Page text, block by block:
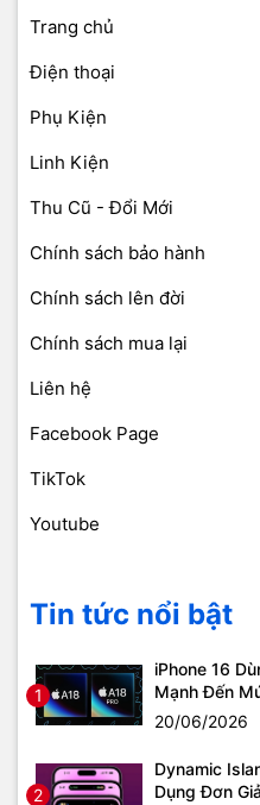
Trang chủ
Điện thoại
Phụ Kiện
Linh Kiện
Thu Cũ - Đổi Mới
Chính sách bảo hành
Chính sách lên đời
Chính sách mua lại
Liên hệ
Facebook Page
TikTok
Youtube
Tin tức nổi bật
1
iPhone 16
Mạnh Đến
20/06/2026
2
Dynamic
Dụng Đơn